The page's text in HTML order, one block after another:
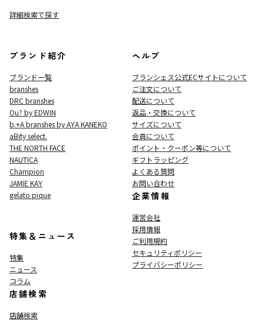
詳細検索で探す
ブランド紹介
ブランド一覧
branshes
DRC branshes
Ou? by EDWIN
b.+A branshes by AYA KANEKO
aBity select.
THE NORTH FACE
NAUTICA
Champion
JAMIE KAY
gelato pique
特集＆ニュース
特集
ニュース
コラム
店舗検索
店舗検索
ヘルプ
ブランシェス公式ECサイトについて
ご注文について
配送について
返品・交換について
サイズについて
会員について
ポイント・クーポン等について
ギフトラッピング
よくある質問
お問い合わせ
企業情報
運営会社
採用情報
ご利用規約
セキュリティポリシー
プライバシーポリシー